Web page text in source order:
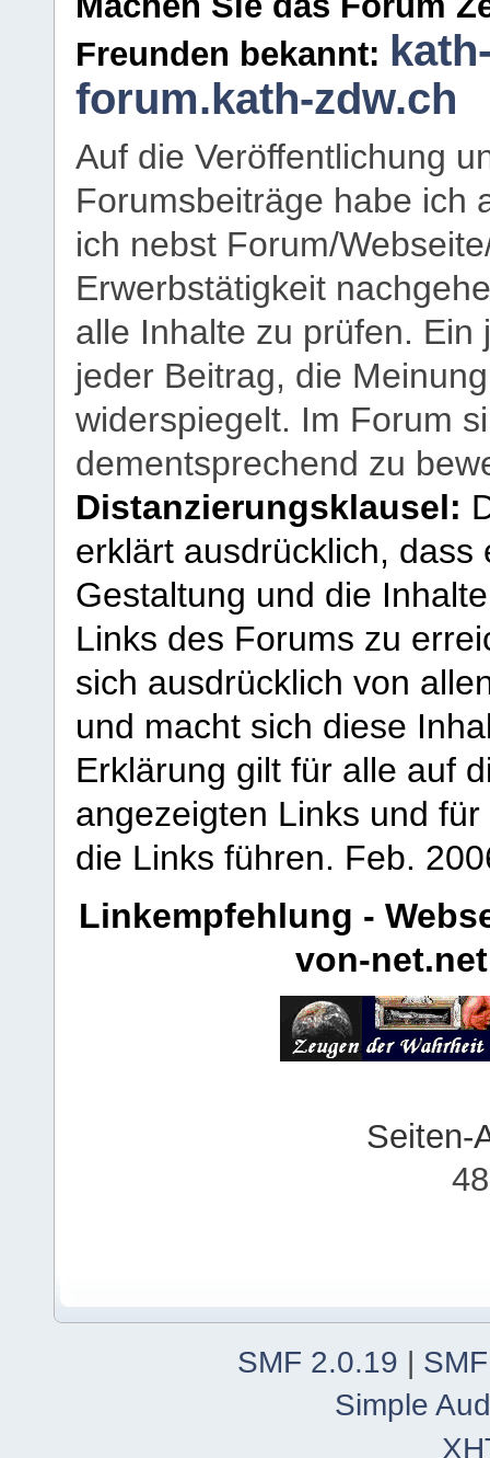
Freunden bekannt:
forum.kath-zdw.ch
Auf die Veröffentlichung
Forumsbeiträge habe ich
ich nebst Forum/
Erwerbstätigkeit
alle Inhalte zu prüfen.
jeder Beitrag, die
widerspiegelt. Im Forum
dementsprechend zu
Distanzierungsklausel:
erklärt ausdrücklich,
Gestaltung und die
Links des Forums zu
sich ausdrücklich von
und macht sich diese
Erklärung gilt für alle auf
angezeigten Links und
die Links führen. Feb.
Linkempfehlung -
von-net.net
Seiten-
SMF 2.0.19 |
Simple